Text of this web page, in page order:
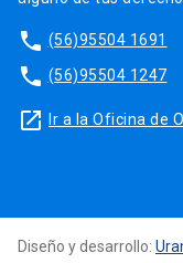
phone (56)95504 1691
phone (56)95504 1247
launch Ir a la Oficina de
Diseño y desarrollo: